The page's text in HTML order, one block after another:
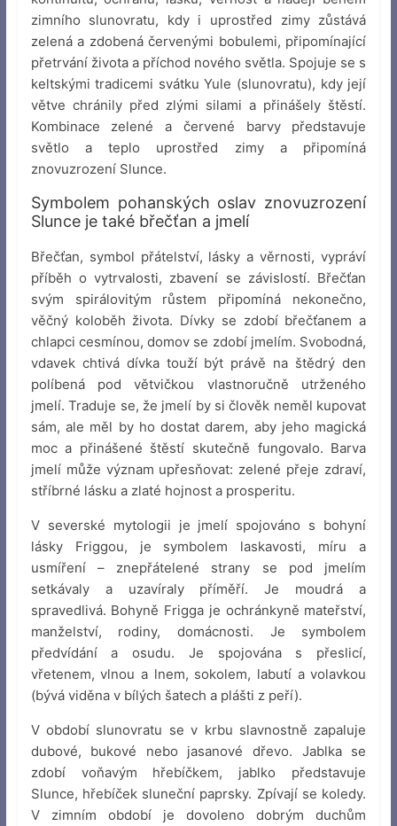
zimního slunovratu, kdy i uprostřed zimy zůstává
zelená a zdobená červenými bobulemi, připomínající
přetrvání života a příchod nového světla. Spojuje se s
keltskými tradicemi svátku Yule (slunovratu), kdy její
větve chránily před zlými silami a přinášely štěstí.
Kombinace zelené a červené barvy představuje
světlo a teplo uprostřed zimy a připomíná
znovuzrození Slunce.
Symbolem pohanských oslav znovuzrození
Slunce je také břečťan a jmelí
Břečťan, symbol přátelství, lásky a věrnosti, vypráví
příběh o vytrvalosti, zbavení se závislostí. Břečťan
svým spirálovitým růstem připomíná nekonečno,
věčný koloběh života. Dívky se zdobí břečťanem a
chlapci cesmínou, domov se zdobí jmelím. Svobodná,
vdavek chtivá dívka touží být právě na štědrý den
políbená pod větvičkou vlastnoručně utrženého
jmelí. Traduje se, že jmelí by si člověk neměl kupovat
sám, ale měl by ho dostat darem, aby jeho magická
moc a přinášené štěstí skutečně fungovalo. Barva
jmelí může význam upřesňovat: zelené přeje zdraví,
stříbrné lásku a zlaté hojnost a prosperitu.
V severské mytologii je jmelí spojováno s bohyní
lásky Friggou, je symbolem laskavosti, míru a
usmíření – znepřátelené strany se pod jmelím
setkávaly a uzavíraly příměří. Je moudrá a
spravedlivá. Bohyně Frigga je ochránkyně mateřství,
manželství, rodiny, domácnosti. Je symbolem
předvídání a osudu. Je spojována s přeslicí,
vřetenem, vlnou a lnem, sokolem, labutí a volavkou
(bývá viděna v bílých šatech a plášti z peří).
V období slunovratu se v krbu slavnostně zapaluje
dubové, bukové nebo jasanové dřevo. Jablka se
zdobí voňavým hřebíčkem, jablko představuje
Slunce, hřebíček sluneční paprsky. Zpívají se koledy.
V zimním období je dovoleno dobrým duchům